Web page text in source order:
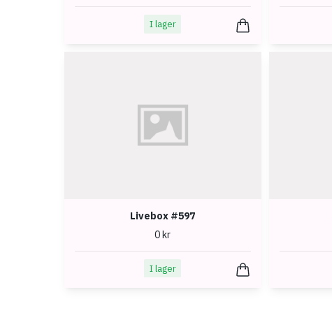
I lager
Livebox #597
0 kr
I lager